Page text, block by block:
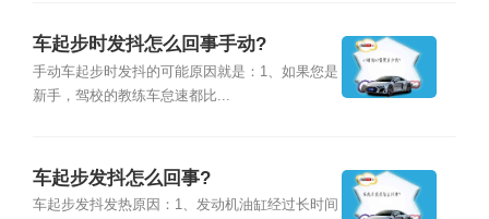
车起步时发抖怎么回事手动?
手动车起步时发抖的可能原因就是：1、如果您是
新手，驾校的教练车怠速都比...
车起步发抖怎么回事?
车起步发抖发热原因：1、发动机油缸经过长时间